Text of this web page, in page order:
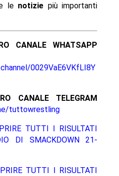
le notizie più importanti
CANALE WHATSAPP
0029VaE6VKfLI8Y
CANALE TELEGRAM
tuttowrestling
TUTTI I RISULTATI
DI SMACKDOWN 21-
TUTTI I RISULTATI